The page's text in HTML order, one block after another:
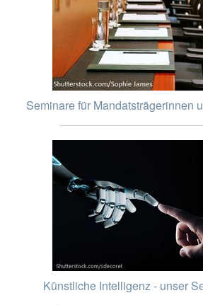
Seminare für Mandatsträgerinnen
Künstliche Intelligenz - unser